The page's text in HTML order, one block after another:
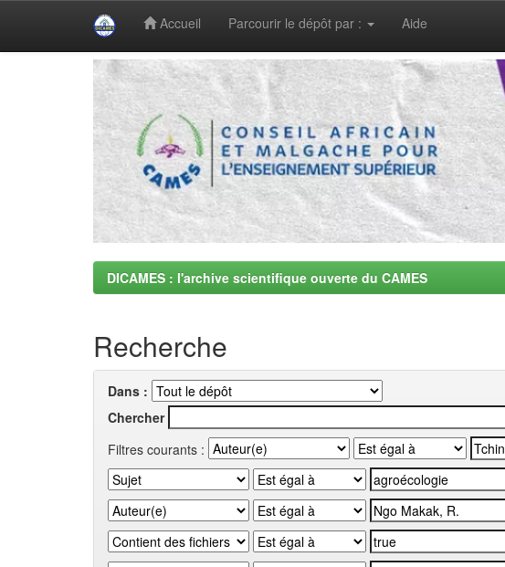
Accueil Parcourir le dépôt par : Aide
DICAMES : l'archive scientifique ouverte du CAMES
Recherche
Dans :
Chercher
Filtres courants :